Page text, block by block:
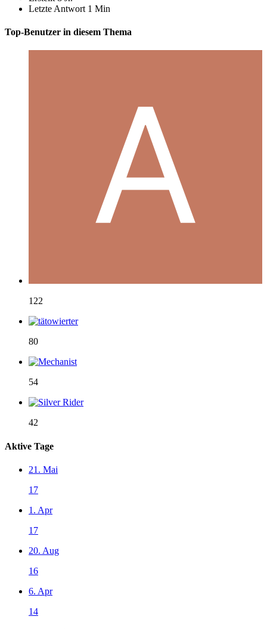
Letzte Antwort 1 Min
Top-Benutzer in diesem Thema
122
80
54
42
Aktive Tage
21. Mai
17
1. Apr
17
20. Aug
16
6. Apr
14